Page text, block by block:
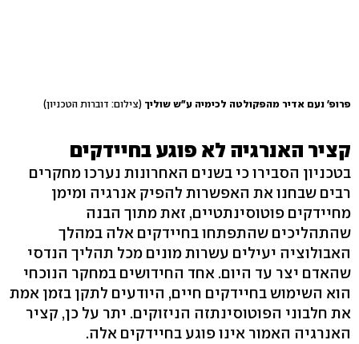
פרופ' נעם אדיר מהפקולטה לכימיה ע"ש שוליך (צילום: דוברות הטכניון)
קציר האנרגיה לא פוגע בחיידקים
בטכניון הסבירו כי בשנים האחרונות נערכו מחקרים
רבים שבחנו את האפשרות להפיק אנרגיה ומימן
מחיידקים פוטוסינתטיים, זאת מתוך הבנה
שהתהליכים שהתפתחו בחיידקים אלה במהלך
האבולוציה יעילים עשרות מונים מכל תהליך הנדסי
שהאדם יצר עד היום. אחד החידושים במחקר הנוכחי
הוא השימוש בחיידקים חיים, היודעים לתקן בזמן אמת
את חלבוני הפוטוסינתזה הניזוקים. יתר על כן, קציר
האנרגיה האמור אינו פוגע בחיידקים אלה.